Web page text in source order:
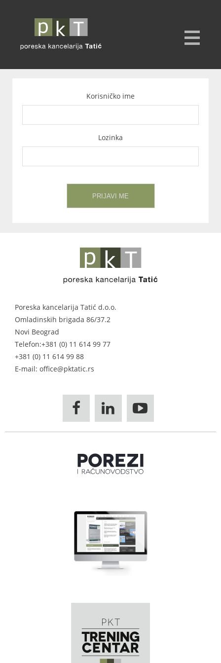
Korisničko ime
Lozinka
Poreska kancelarija Tatić d.o.o.
Omladinskih brigada 86/37.2
Novi Beograd
Telefon:+381 (0) 11 614 99 77
+381 (0) 11 614 99 88
E-mail: office@pktatic.rs
  